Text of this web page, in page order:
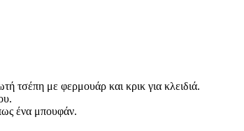
τσέπη με φερμουάρ και κρικ για κλειδιά.
ένα μπουφάν.